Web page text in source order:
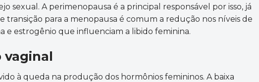
sexual. A perimenopausa é a principal responsável por isso, já
para a menopausa é comum a redução nos níveis de
e estrogênio que influenciam a libido feminina.
vaginal
à queda na produção dos hormônios femininos. A baixa